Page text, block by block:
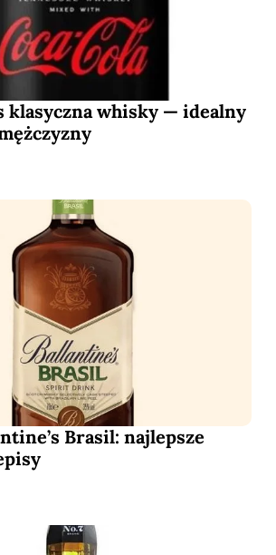
klasyczna whisky — idealny
Brasil: najlepsze